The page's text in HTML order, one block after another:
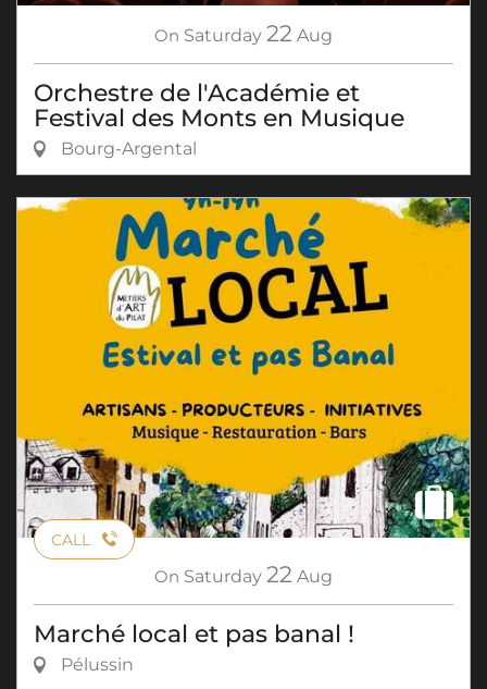
On Saturday 22 Aug
Orchestre de l'Académie et
Festival des Monts en Musique
Bourg-Argental
CALL
On Saturday 22 Aug
Marché local et pas banal !
Pélussin